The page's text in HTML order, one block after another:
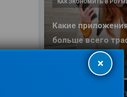
Какие
больше всего
путешествии
КАК ЭКОНОМИТЬ В
25.06.2026 ×